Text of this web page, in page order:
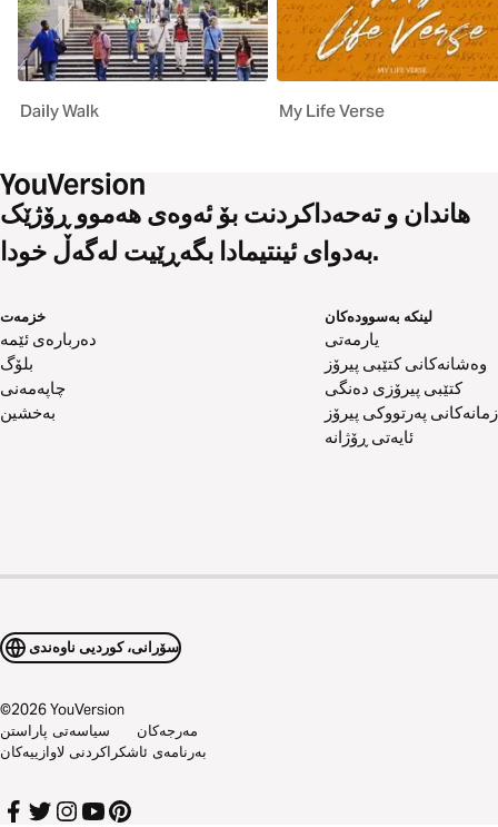
Daily Walk My Life Verse
هاندان و تەحەداکردنت بۆ ئەوەی هەموو ڕۆژێک
بەدوای ئینتیمادا بگەڕێیت لەگەڵ خودا.
خزمەت
دەربارەی ئێمە
بلۆگ
چاپەمەنی
بەخشین
لینکە بەسوودەکان
یارمەتی
وەشانەکانی کتێبی پیرۆز
کتێبی پیرۆزی دەنگی
زمانەکانی پەرتووکی پیرۆز
ئایەتی ڕۆژانە
سۆرانی، کوردیی ناوەندی
©2026YouVersion
سیاسەتی پاراستن
مەرجەکان
بەرنامەی ئاشکراکردنی لاوازییەکان